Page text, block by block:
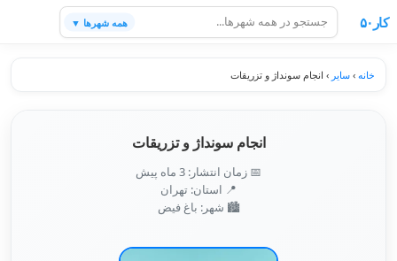
کار۵۰ همه شهرها ▼
خانه › سایر › انجام سونداژ و تزریقات
انجام سونداژ و تزریقات
📅 زمان انتشار: 3 ماه پیش
📍 استان: تهران
🏙️ شهر: باغ فیض